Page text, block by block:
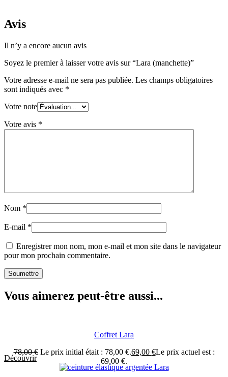
Avis
Il n’y a encore aucun avis
Soyez le premier à laisser votre avis sur “Lara (manchette)”
Votre adresse e-mail ne sera pas publiée. Les champs obligatoires
sont indiqués avec *
Votre note
Votre avis *
Nom *
E-mail *
Enregistrer mon nom, mon e-mail et mon site dans le navigateur
pour mon prochain commentaire.
Vous aimerez peut-être aussi...
Coffret Lara
78,00€ Le prix initial était : 78,00 €.69,00 €Le prix actuel est :
69,00 €.
Découvrir